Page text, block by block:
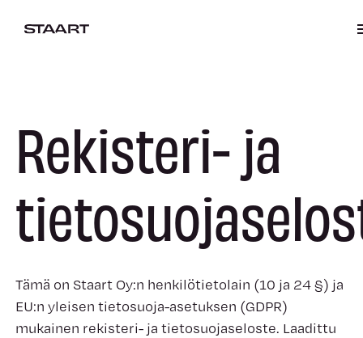
Rekisteri- ja
Tämä on Staart Oy:n henkilötietolain (10 ja 24 §) ja
EU:n yleisen tietosuoja-asetuksen (GDPR)
mukainen rekisteri- ja tietosuojaseloste. Laadittu